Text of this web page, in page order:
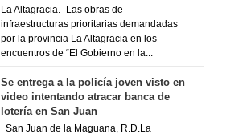
La Altagracia.- Las obras de
infraestructuras prioritarias demandadas
por la provincia La Altagracia en los
encuentros de “El Gobierno en la...
Se entrega a la policía joven visto en
video intentando atracar banca de
lotería en San Juan
San Juan de la Maguana, R.D.La